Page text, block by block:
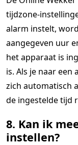
tijdzone-
alarm instelt,
aangegeven uur
het apparaat is
is. Als je naar
zich automatisch
de ingestelde tijd
8. Kan ik
instellen?